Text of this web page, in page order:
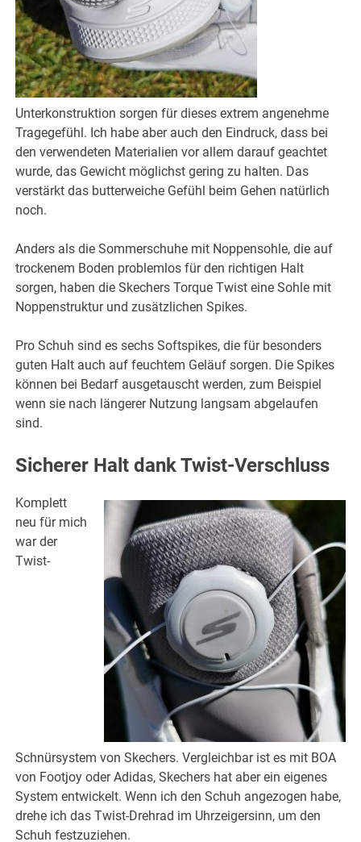
Unterkonstruktion sorgen für dieses extrem angenehme
Tragegefühl. Ich habe aber auch den Eindruck, dass bei
den verwendeten Materialien vor allem darauf geachtet
wurde, das Gewicht möglichst gering zu halten. Das
verstärkt das butterweiche Gefühl beim Gehen natürlich
noch.
Anders als die Sommerschuhe mit Noppensohle, die auf
trockenem Boden problemlos für den richtigen Halt
sorgen, haben die Skechers Torque Twist eine Sohle mit
Noppenstruktur und zusätzlichen Spikes.
Pro Schuh sind es sechs Softspikes, die für besonders
guten Halt auch auf feuchtem Geläuf sorgen. Die Spikes
können bei Bedarf ausgetauscht werden, zum Beispiel
wenn sie nach längerer Nutzung langsam abgelaufen
sind.
Sicherer Halt dank Twist-Verschluss
Komplett
neu für mich
war der
Twist-
Schnürsystem von Skechers. Vergleichbar ist es mit BOA
von Footjoy oder Adidas, Skechers hat aber ein eigenes
System entwickelt. Wenn ich den Schuh angezogen habe,
drehe ich das Twist-Drehrad im Uhrzeigersinn, um den
Schuh festzuziehen.